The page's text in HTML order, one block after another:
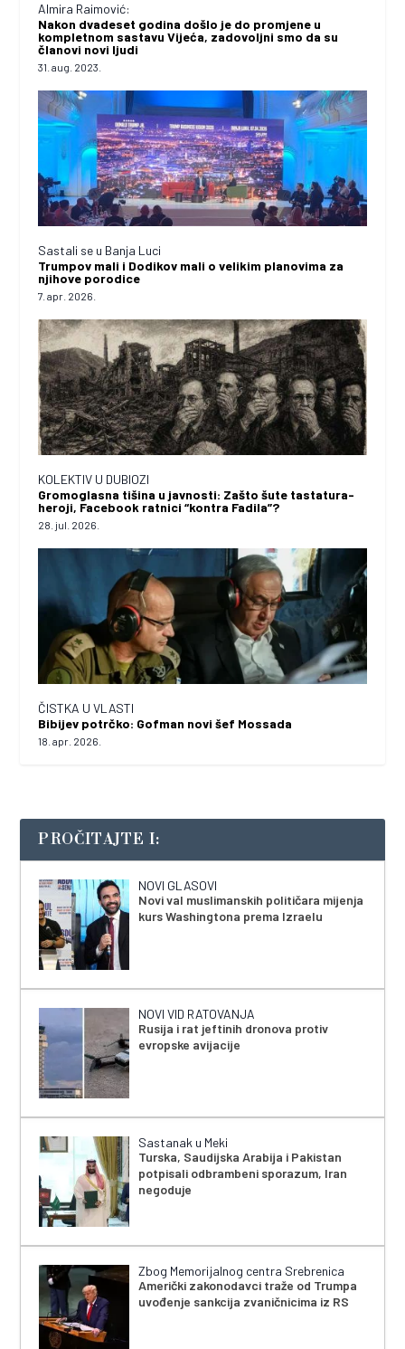
Almira Raimović:
Nakon dvadeset godina došlo je do promjene u
kompletnom sastavu Vijeća, zadovoljni smo da su
članovi novi ljudi
31. aug. 2023.
Sastali se u Banja Luci
Trumpov mali i Dodikov mali o velikim planovima za
njihove porodice
7. apr. 2026.
KOLEKTIV U DUBIOZI
Gromoglasna tišina u javnosti: Zašto šute tastatura-
heroji, Facebook ratnici “kontra Fadila”?
28. jul. 2026.
ČISTKA U VLASTI
Bibijev potrčko: Gofman novi šef Mossada
18. apr. 2026.
PROČITAJTE I:
NOVI GLASOVI
Novi val muslimanskih političara mijenja
kurs Washingtona prema Izraelu
NOVI VID RATOVANJA
Rusija i rat jeftinih dronova protiv
evropske avijacije
Sastanak u Meki
Turska, Saudijska Arabija i Pakistan
potpisali odbrambeni sporazum, Iran
negoduje
Zbog Memorijalnog centra Srebrenica
Američki zakonodavci traže od Trumpa
uvođenje sankcija zvaničnicima iz RS